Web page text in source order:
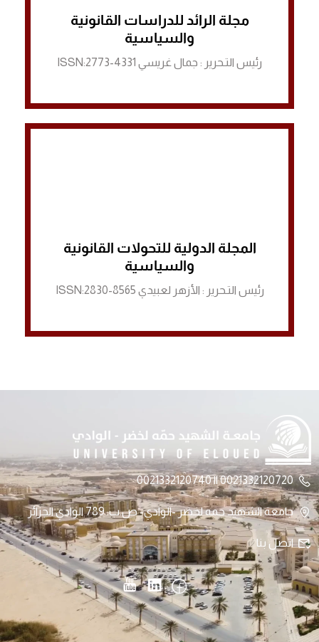
مجلة الرائد للدراسات القانونية
والسياسية
رئيس التـحرير : جمال غريسي ISSN:2773-4331
الرابط لمنصة ASJP
المجلة الدولية للتحولات القانونية
والسياسية
رئيس التـحرير : الأزهر لعبيدي ISSN:2830-8565
الرابط لمنصة ASJP
0021332120720 || 0021332120740
جامعة الشهيد حمه لخضر -الوادي- ص.ب: 789 الوادي الجزائر
اتصل بنا